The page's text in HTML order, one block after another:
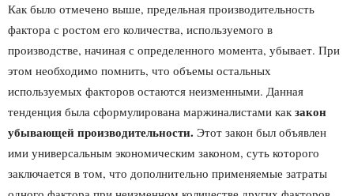
Как было отмечено выше, предельная производительность
фактора с ростом его количества, используемого в
производстве, начиная с определенного момента, убывает. При
этом необходимо помнить, что объемы остальных
используемых факторов остаются неизменными. Данная
тенденция была сформулирована маржиналистами какзакон
убывающей производительности. Этот закон был объявлен
ими универсальным экономическим законом, суть которого
заключается в том, что дополнительно применяемые затраты